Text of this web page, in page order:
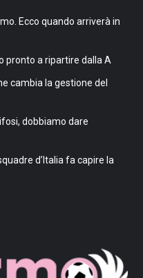
Ecco quando arriverà in
pronto a ripartire dalla A
cambia la gestione del
dobbiamo dare
d’Italia fa capire la